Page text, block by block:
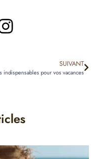
SUIVANT
indispensables pour vos vacances